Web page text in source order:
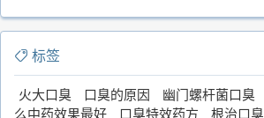
标签
火大口臭 口臭的原因 幽门螺杆菌口臭
么中药效果最好
口臭特效药方 根治口臭